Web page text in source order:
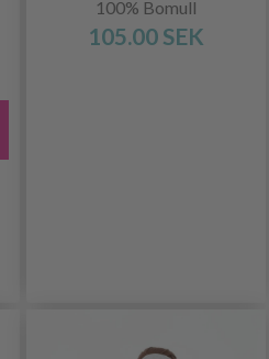
100% Bomull
105.00 SEK